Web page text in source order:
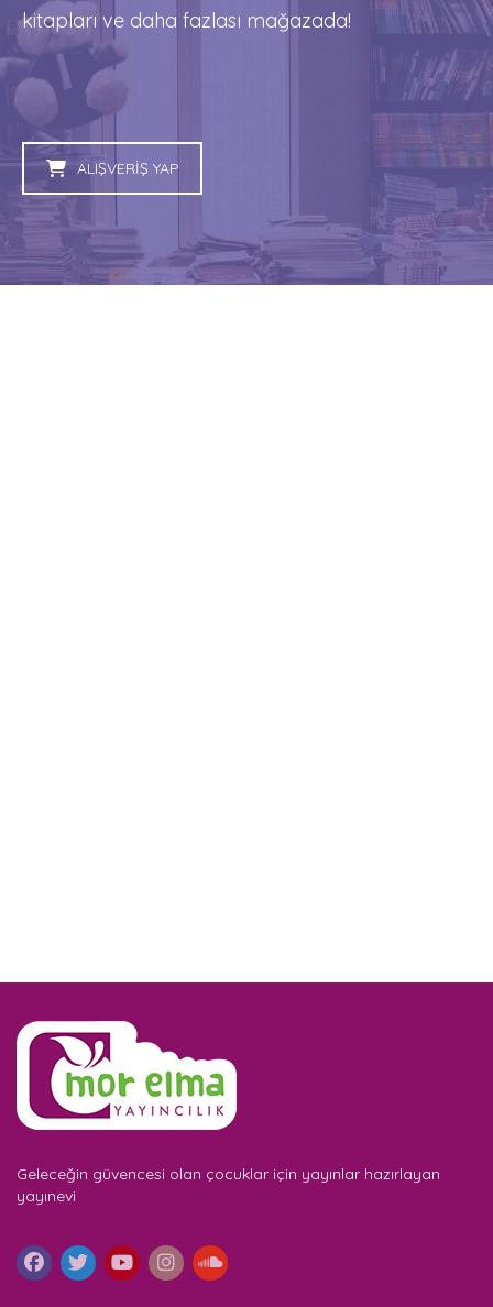
kitapları ve daha fazlası mağazada!
ALIŞVERİŞ YAP
Geleceğin güvencesi olan çocuklar için yayınlar hazırlayan
yayınevi